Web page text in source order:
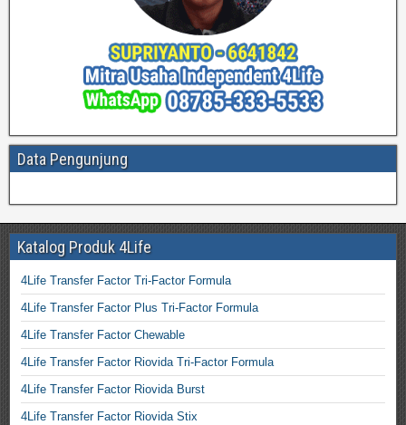
Data Pengunjung
Katalog Produk 4Life
4Life Transfer Factor Tri-Factor Formula
4Life Transfer Factor Plus Tri-Factor Formula
4Life Transfer Factor Chewable
4Life Transfer Factor Riovida Tri-Factor Formula
4Life Transfer Factor Riovida Burst
4Life Transfer Factor Riovida Stix